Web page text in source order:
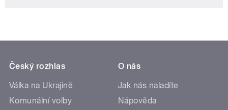
Český rozhlas
Válka na Ukrajině
Komunální volby
O nás
Jak nás naladíte
Nápověda